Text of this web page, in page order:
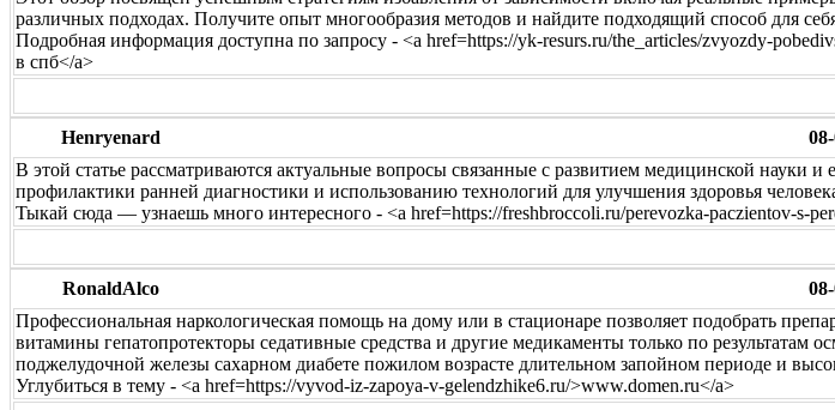
различных подходах. Получите опыт многообразия методов и найдите подходящий способ для
Подробная информация доступна по запросу - <a href=https://yk-resurs.ru/the_articles/zvyozdy-
в спб</a>
Henryenard
В этой статье рассматриваются актуальные вопросы связанные с развитием медицинской науки
профилактики ранней диагностики и использованию технологий для улучшения здоровья
Тыкай сюда — узнаешь много интересного - <a href=https://freshbroccoli.ru/perevozka-paczientov-s-
RonaldAlco
Профессиональная наркологическая помощь на дому или в стационаре позволяет подобрать
витамины гепатопротекторы седативные средства и другие медикаменты только по результатам
поджелудочной железы сахарном диабете пожилом возрасте длительном запойном периоде и
Углубиться в тему - <a href=https://vyvod-iz-zapoya-v-gelendzhike6.ru/>www.domen.ru</a>